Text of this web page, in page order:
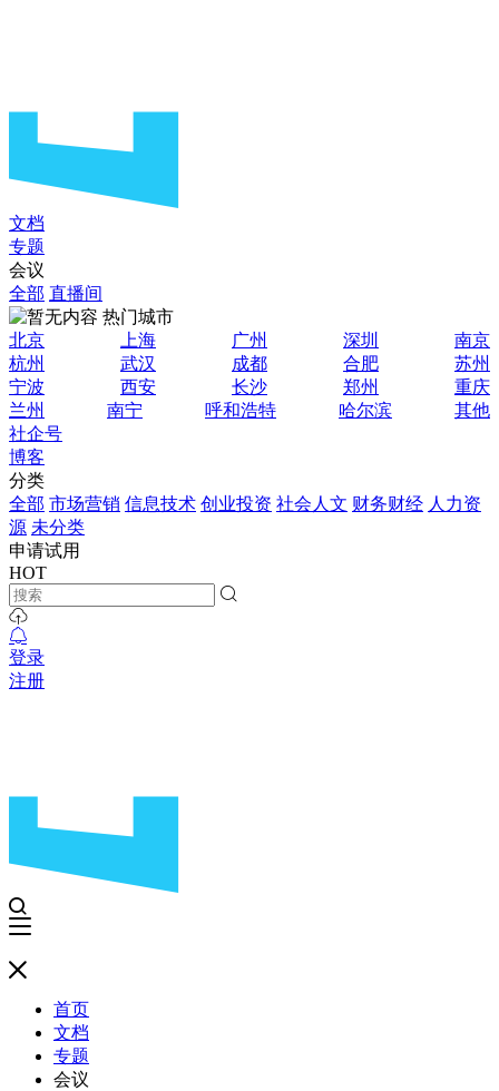
文档
专题
会议
全部 直播间
热门城市
北京
上海 广州 深圳
南京
杭州
武汉 成都 合肥
苏州
宁波
西安 长沙 郑州
重庆
兰州
南宁 呼和浩特 哈尔滨
其他
社企号
博客
分类
全部 市场营销 信息技术 创业投资 社会人文 财务财经 人力资
源 未分类
申请试用
HOT
登录
注册
首页
文档
专题
会议